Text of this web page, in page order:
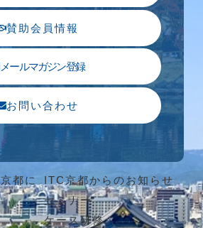
賛助会員情報
メールマガジン登録
お問い合わせ
都に
ITC京都からのお知らせ
セミナー
ケース研修